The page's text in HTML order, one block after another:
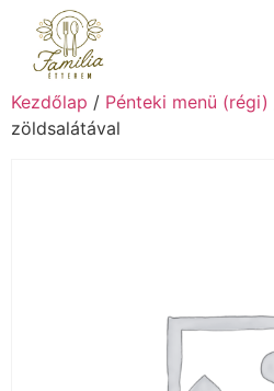
Kezdőlap / Pénteki menü (régi)
zöldsalátával